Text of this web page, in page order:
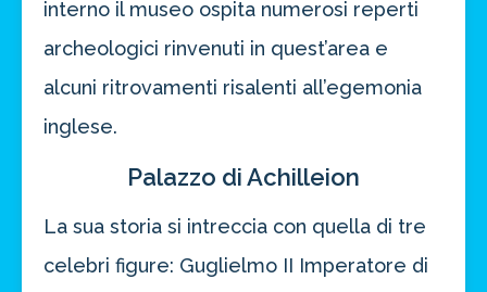
interno il museo ospita numerosi reperti
archeologici rinvenuti in quest’area e
alcuni ritrovamenti risalenti all’egemonia
inglese.
Palazzo di Achilleion
La sua storia si intreccia con quella di tre
celebri figure: Guglielmo II Imperatore di